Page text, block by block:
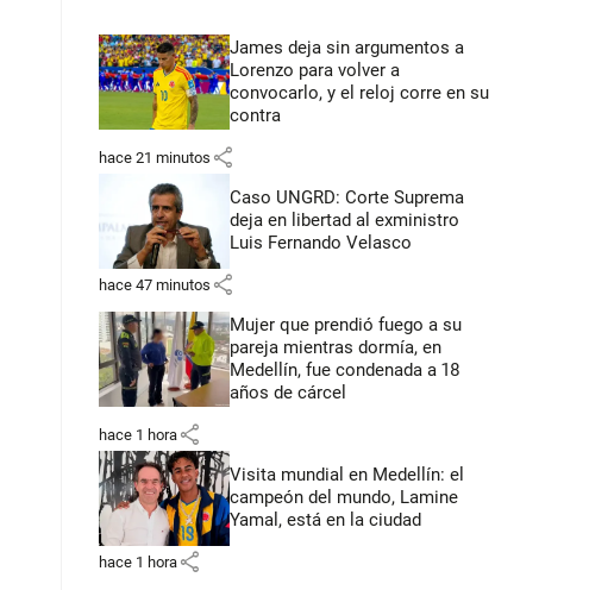
James deja sin argumentos a
Lorenzo para volver a
convocarlo, y el reloj corre en su
contra
hace 21 minutos share
Caso UNGRD: Corte Suprema
deja en libertad al exministro
Luis Fernando Velasco
hace 47 minutos share
Mujer que prendió fuego a su
pareja mientras dormía, en
Medellín, fue condenada a 18
años de cárcel
hace 1 hora share
Visita mundial en Medellín: el
campeón del mundo, Lamine
Yamal, está en la ciudad
hace 1 hora share